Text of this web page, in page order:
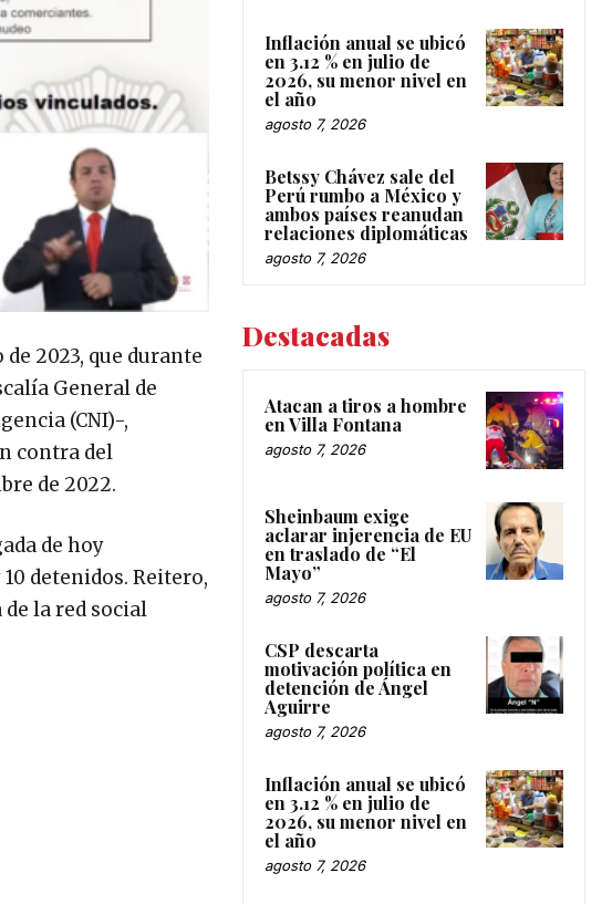
2023, que durante
General de
(CNI)-,
contra del
de 2022.
de hoy
detenidos. Reitero,
la red social
Inflación anual se ubicó
en 3.12 % en julio de
2026, su menor nivel en
el año
agosto 7, 2026
Betssy Chávez sale del
Perú rumbo a México y
ambos países reanudan
relaciones diplomáticas
agosto 7, 2026
Destacadas
Atacan a tiros a hombre
en Villa Fontana
agosto 7, 2026
Sheinbaum exige
aclarar injerencia de EU
en traslado de “El
Mayo”
agosto 7, 2026
CSP descarta
motivación política en
detención de Ángel
Aguirre
agosto 7, 2026
Inflación anual se ubicó
en 3.12 % en julio de
2026, su menor nivel en
el año
agosto 7, 2026